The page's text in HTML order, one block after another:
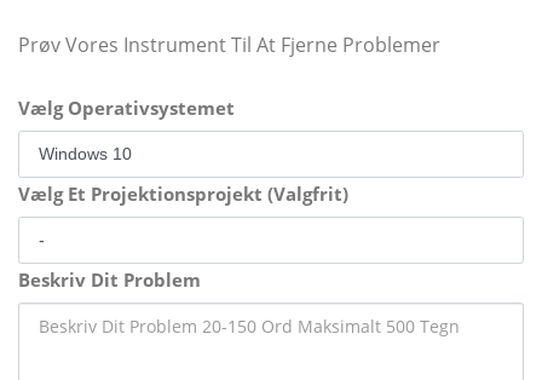
Prøv Vores Instrument Til At Fjerne Problemer
Vælg Operativsystemet
Vælg Et Projektionsprojekt (Valgfrit)
Beskriv Dit Problem